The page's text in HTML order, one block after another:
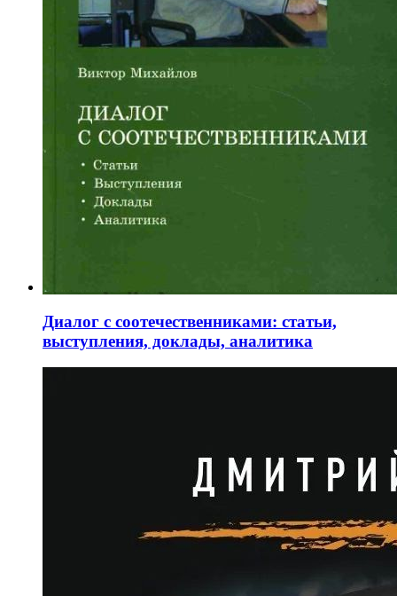
Диалог с соотечественниками: статьи,
выступления, доклады, аналитика